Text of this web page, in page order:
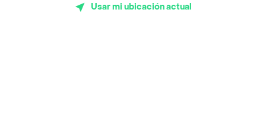
Usar mi ubicación actual